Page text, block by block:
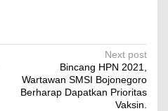
Next post
Bincang HPN 2021,
Wartawan SMSI Bojonegoro
Berharap Dapatkan Prioritas
Vaksin.